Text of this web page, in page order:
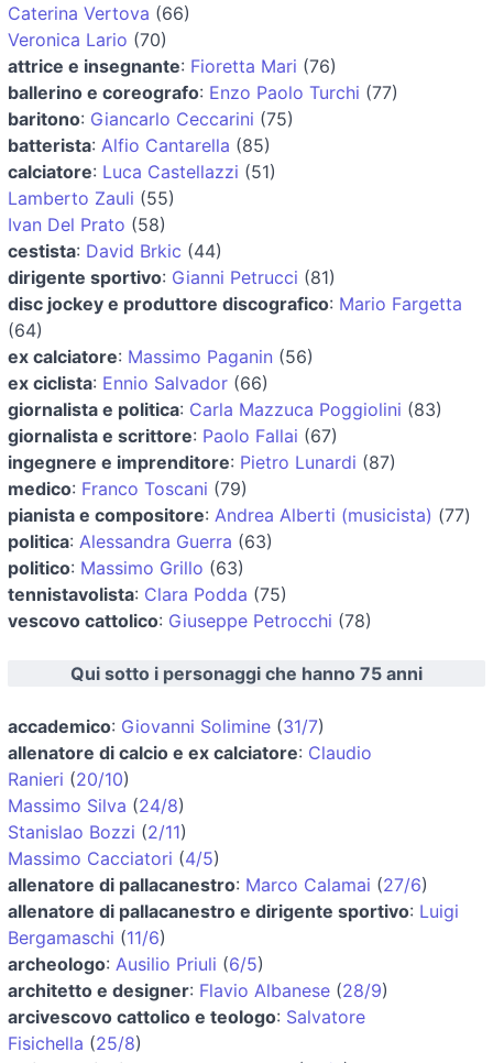
Caterina Vertova (66)
Veronica Lario (70)
attrice e insegnante: Fioretta Mari (76)
ballerino e coreografo: Enzo Paolo Turchi (77)
baritono: Giancarlo Ceccarini (75)
batterista: Alfio Cantarella (85)
calciatore: Luca Castellazzi (51)
Lamberto Zauli (55)
Ivan Del Prato (58)
cestista: David Brkic (44)
dirigente sportivo: Gianni Petrucci (81)
disc jockey e produttore discografico: Mario Fargetta
(64)
ex calciatore: Massimo Paganin (56)
ex ciclista: Ennio Salvador (66)
giornalista e politica: Carla Mazzuca Poggiolini (83)
giornalista e scrittore: Paolo Fallai (67)
ingegnere e imprenditore: Pietro Lunardi (87)
medico: Franco Toscani (79)
pianista e compositore: Andrea Alberti (musicista) (77)
politica: Alessandra Guerra (63)
politico: Massimo Grillo (63)
tennistavolista: Clara Podda (75)
vescovo cattolico: Giuseppe Petrocchi (78)
Qui sotto i personaggi che hanno 75 anni
accademico: Giovanni Solimine (31/7)
allenatore di calcio e ex calciatore: Claudio
Ranieri (20/10)
Massimo Silva (24/8)
Stanislao Bozzi (2/11)
Massimo Cacciatori (4/5)
allenatore di pallacanestro: Marco Calamai (27/6)
allenatore di pallacanestro e dirigente sportivo: Luigi
Bergamaschi (11/6)
archeologo: Ausilio Priuli (6/5)
architetto e designer: Flavio Albanese (28/9)
arcivescovo cattolico e teologo: Salvatore
Fisichella (25/8)